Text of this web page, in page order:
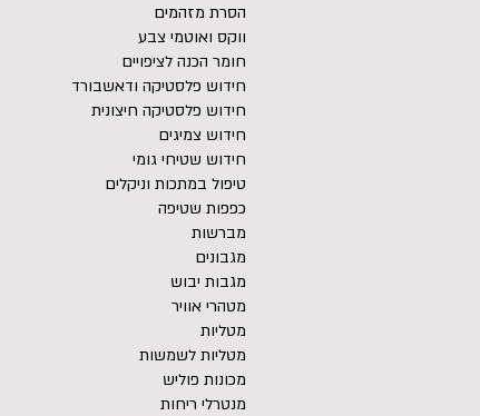
הסרת מזהמים
ווקס ואוטמי צבע
חומר הכנה לציפויים
חידוש פלסטיקה ודאשבורד
חידוש פלסטיקה חיצונית
חידוש צמיגים
חידוש שטיחי גומי
טיפול במתכות וניקלים
כפפות שטיפה
מברשות
מגבונים
מגבות יבוש
מטהרי אוויר
מטליות
מטליות לשמשות
מכונות פוליש
מנטרלי ריחות